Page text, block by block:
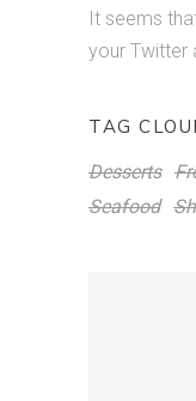
It seems
your Twitter
TAG
Desserts
Seafood